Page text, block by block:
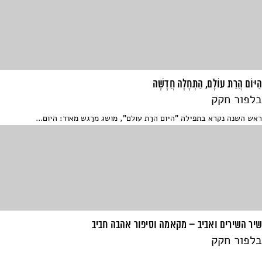
הַיּוֹם הֲרַת עוֹלָם, הַתְחָלָה חֲדָשָׁה
בלפור חקק
ראש השנה נקרא בתפילה "היום הרַת עולם", מושג מרַגש מאוד: היום...
שיר השירים ואביב – מקאמה וסיפור אהבה חביב
בלפור חקק